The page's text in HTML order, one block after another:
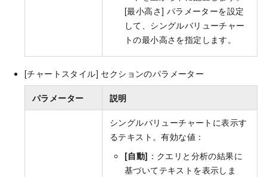
[最小高さ] パラメーターを設定
して、シングルバリューチャー
トの最小高さを指定します。
[チャートスタイル] セクションのパラメーター
パラメーター 説明
シングルバリューチャートに表示す
るテキスト。有効な値：
[自動] ：クエリと分析の結果に
基づいてテキストを表示しま